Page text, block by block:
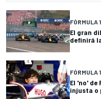
FÓRMULA 1
El gran
definirá
FÓRMULA 1
El 'no' de
injusta o